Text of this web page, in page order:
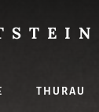
THURAU